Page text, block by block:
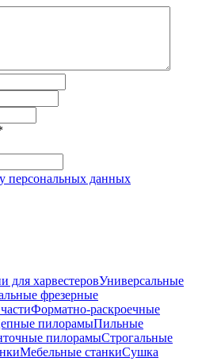
персональных данных
для харвестеровУниверсальные
фрезерные
Форматно-раскроечные
пилорамыПильные
пилорамыСтрогальные
Мебельные станкиСушка